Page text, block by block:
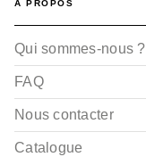
A PROPOS
Qui sommes-nous ?
FAQ
Nous contacter
Catalogue